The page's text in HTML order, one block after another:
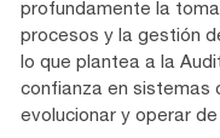
profundamente la
procesos y la gestión
lo que plantea a la
confianza en sistemas
evolucionar y operar